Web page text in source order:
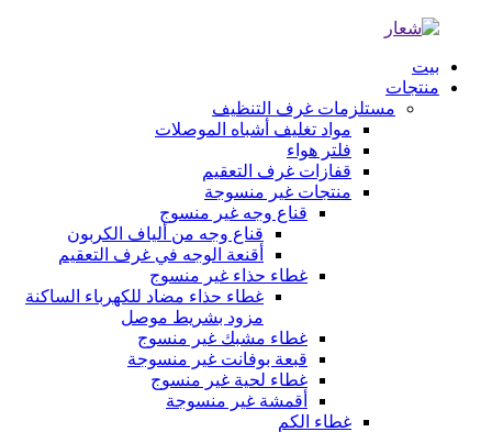
بيت
منتجات
مستلزمات غرف التنظيف
مواد تغليف أشباه الموصلات
فلتر هواء
قفازات غرف التعقيم
منتجات غير منسوجة
قناع وجه غير منسوج
قناع وجه من ألياف الكربون
أقنعة الوجه في غرف التعقيم
غطاء حذاء غير منسوج
غطاء حذاء مضاد للكهرباء الساكنة
مزود بشريط موصل
غطاء مشبك غير منسوج
قبعة بوفانت غير منسوجة
غطاء لحية غير منسوج
أقمشة غير منسوجة
غطاء الكم